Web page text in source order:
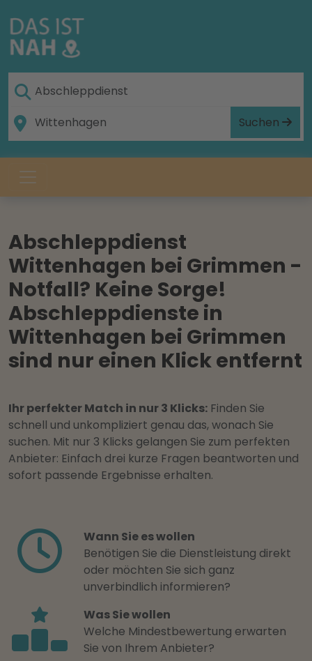
Suchen
Abschleppdienst
Wittenhagen bei Grimmen -
Notfall? Keine Sorge!
Abschleppdienste in
Wittenhagen bei Grimmen
sind nur einen Klick entfernt
Ihr perfekter Match in nur 3 Klicks: Finden Sie
schnell und unkompliziert genau das, wonach Sie
suchen. Mit nur 3 Klicks gelangen Sie zum perfekten
Anbieter: Einfach drei kurze Fragen beantworten und
sofort passende Ergebnisse erhalten.
Wann Sie es wollen
Benötigen Sie die Dienstleistung direkt
oder möchten Sie sich ganz
unverbindlich informieren?
Was Sie wollen
Welche Mindestbewertung erwarten
Sie von Ihrem Anbieter?